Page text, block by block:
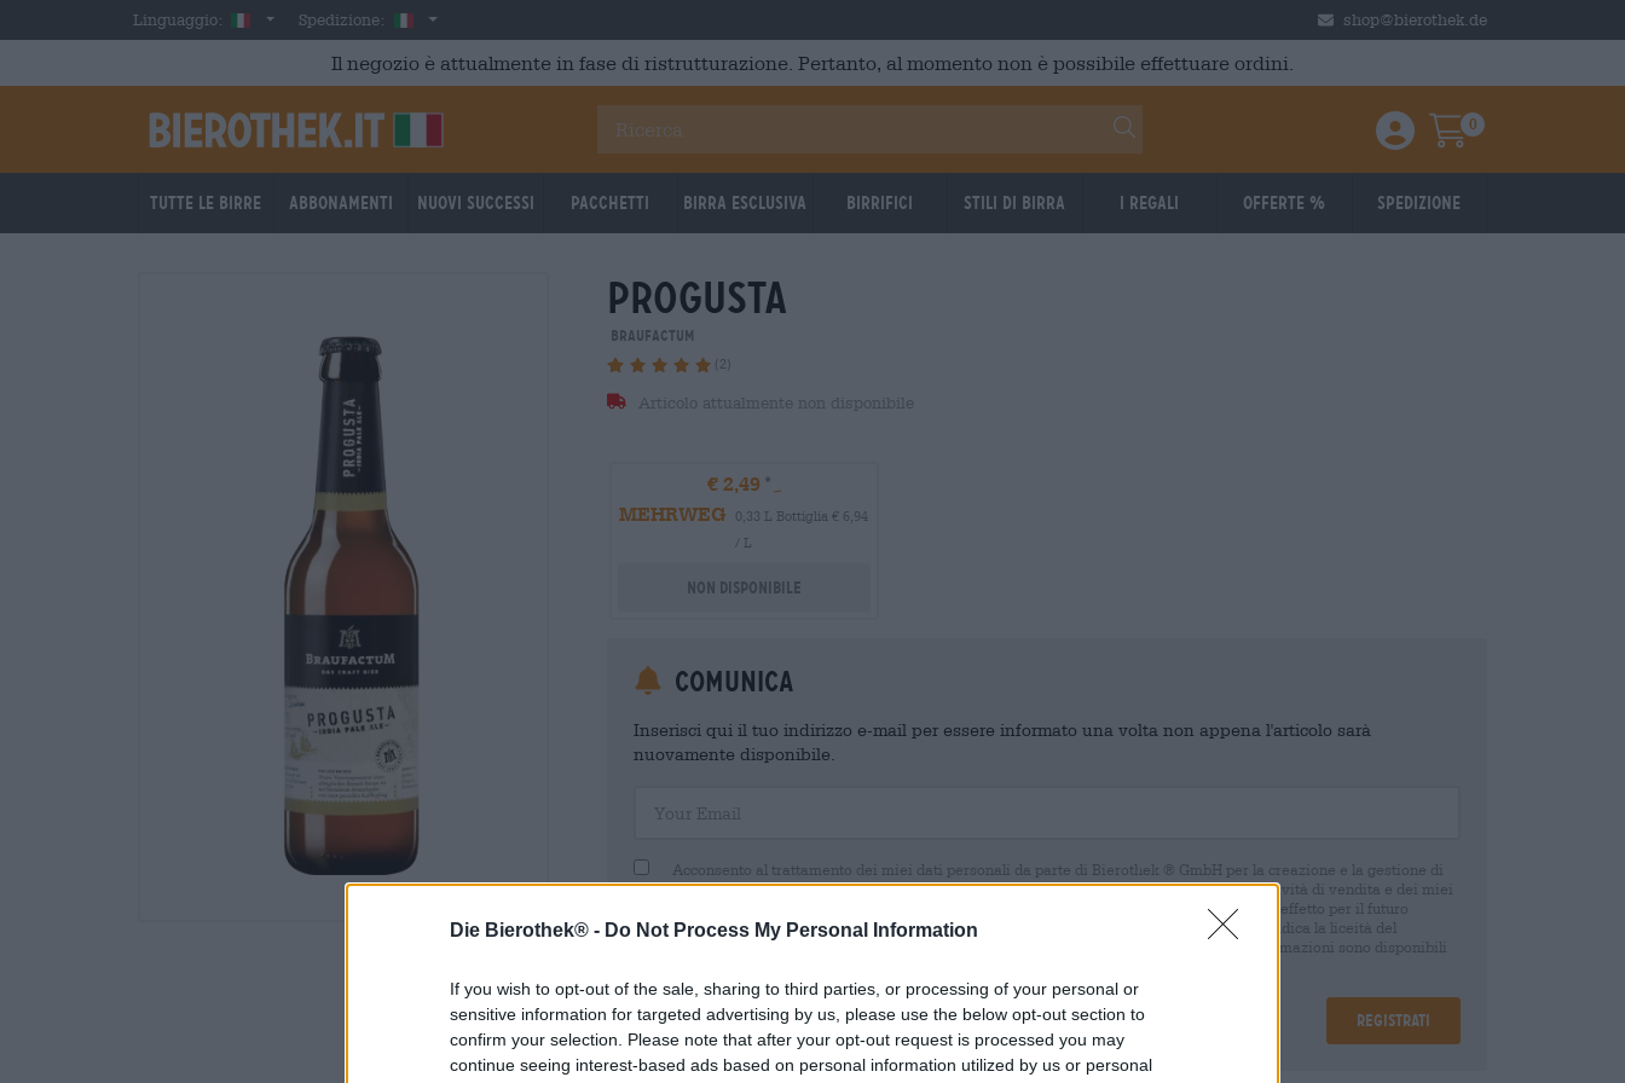
Die Bierothek® - Do Not Process My Personal Information
If you wish to opt-out of the sale, sharing to third parties, or processing of your personal or
sensitive information for targeted advertising by us, please use the below opt-out section to
confirm your selection. Please note that after your opt-out request is processed you may
continue seeing interest-based ads based on personal information utilized by us or personal
Skip to main contentLinguaggio: ItalianSpedizione: Italia shop@bierothek.de
Il negozio è attualmente in fase di ristrutturazione. Pertanto, al momento non è possibile effettuare ordini.
Einloggen / Anmelden
Warenkorb
0
Tutte le birre Abbonamenti Nuovi successi Pacchetti Birra Esclusiva Birrifici Stili di birra I regali Offerte % Spedizione
progusta
BraufactuM
(2)
Articolo attualmente non disponibile
€ 2,49
MEHRWEG
0,33 L Bottiglia € 6,94
/ L
Non disponibile
Comunica
Inserisci qui il tuo indirizzo e-mail per essere informato una volta non appena l'articolo sarà
nuovamente disponibile.
Acconsento al trattamento dei miei dati personali da parte di Bierothek ® GmbH per la creazione e la gestione di
un account cliente. Questo account cliente fornisce una panoramica e un controllo delle mie attività di vendita e dei miei
dati personali. Sono consapevole di poter revocare questo consenso in qualsiasi momento con effetto per il futuro
inviando un'e-mail a shop@bierothek.de. La informiamo che la revoca del consenso non pregiudica la liceità del
trattamento effettuato sulla base del suo consenso fino al momento della revoca. Ulteriori informazioni sono disponibili
Registrati